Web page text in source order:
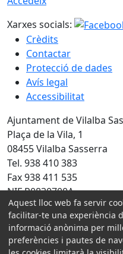
Xarxes socials:
Crèdits
Contactar
Protecció de dades
Avís legal
Accessibilitat
Ajuntament de Vilalba
Plaça de la Vila, 1
08455 Vilalba Sasserra
Tel. 938 410 383
Fax 938 411 535
NIF P0830700A
Amb la col·laboració de:
Aquest lloc web fa servir
facilitar-te una experiència
informació anònima per
preferències i pautes de